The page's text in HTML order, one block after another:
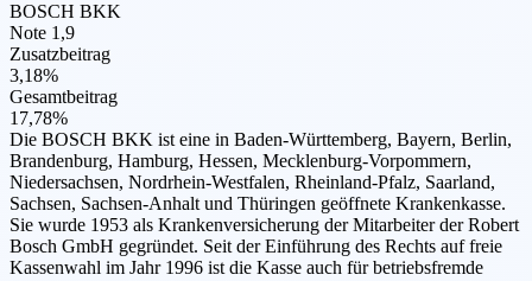
BOSCH BKK
Note 1,9
Zusatzbeitrag
3,18%
Gesamtbeitrag
17,78%
Die BOSCH BKK ist eine in Baden-Württemberg, Bayern, Berlin,
Brandenburg, Hamburg, Hessen, Mecklenburg-Vorpommern,
Niedersachsen, Nordrhein-Westfalen, Rheinland-Pfalz, Saarland,
Sachsen, Sachsen-Anhalt und Thüringen geöffnete Krankenkasse.
Sie wurde 1953 als Krankenversicherung der Mitarbeiter der Robert
Bosch GmbH gegründet. Seit der Einführung des Rechts auf freie
Kassenwahl im Jahr 1996 ist die Kasse auch für betriebsfremde